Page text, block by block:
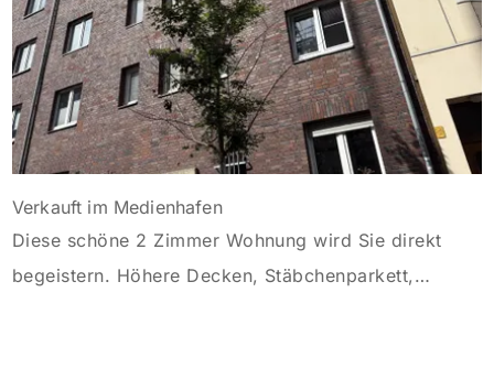
Verkauft im Medienhafen
Diese schöne 2 Zimmer Wohnung wird Sie direkt
begeistern. Höhere Decken, Stäbchenparkett,